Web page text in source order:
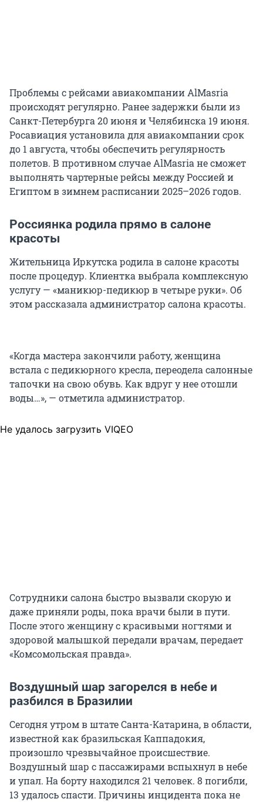
Проблемы с рейсами авиакомпании AlMasria
происходят регулярно. Ранее задержки были из
Санкт-Петербурга 20 июня и Челябинска 19 июня.
Росавиация установила для авиакомпании срок
до 1 августа, чтобы обеспечить регулярность
полетов. В противном случае AlMasria не сможет
выполнять чартерные рейсы между Россией и
Египтом в зимнем расписании 2025–2026 годов.
Россиянка родила прямо в салоне
красоты
Жительница Иркутска родила в салоне красоты
после процедур. Клиентка выбрала комплексную
услугу — «маникюр-педикюр в четыре руки». Об
этом рассказала администратор салона красоты.
«Когда мастера закончили работу, женщина
встала с педикюрного кресла, переодела салонные
тапочки на свою обувь. Как вдруг у нее отошли
воды…», — отметила администратор.
Не удалось загрузить VIQEO
Сотрудники салона быстро вызвали скорую и
даже приняли роды, пока врачи были в пути.
После этого женщину с красивыми ногтями и
здоровой малышкой передали врачам, передает
«Комсомольская правда».
Воздушный шар загорелся в небе и
разбился в Бразилии
Сегодня утром в штате Санта-Катарина, в области,
известной как бразильская Каппадокия,
произошло чрезвычайное происшествие.
Воздушный шар с пассажирами вспыхнул в небе
и упал. На борту находился 21 человек. 8 погибли,
13 удалось спасти. Причины инцидента пока не